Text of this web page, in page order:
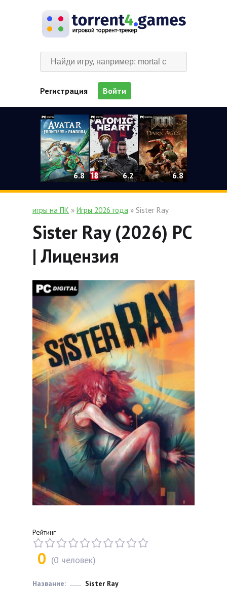
Регистрация Войти
6.8 6.2 6.8
игры на ПК » Игры 2026 года » Sister Ray
Sister Ray (2026) PC
| Лицензия
Рейтинг
0 (0 человек)
Название:
Sister Ray